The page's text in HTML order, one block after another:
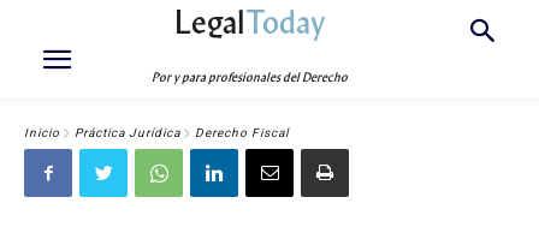
LegalToday
Por y para profesionales del Derecho
Inicio Práctica Jurídica Derecho Fiscal